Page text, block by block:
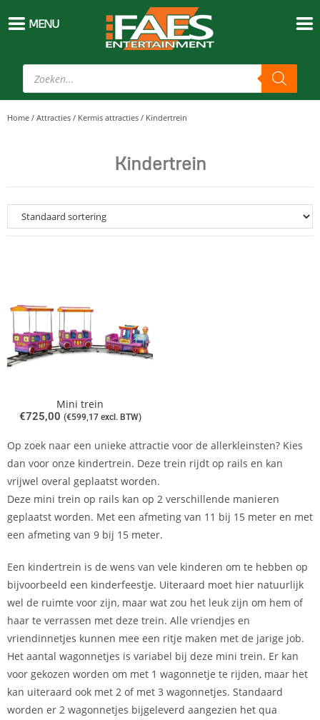
Home / Attracties / Kermis attracties / Kindertrein
Kindertrein
Mini trein
€725,00 (€599,17excl. BTW)
Op zoek naar een unieke attractie voor de allerkleinsten? Kies
dan voor onze kindertrein. Deze trein rijdt op rails en kan
vrijwel overal geplaatst worden.
Deze mini trein op rails kan op 2 verschillende manieren
geplaatst worden. Met een afmeting van 11 bij 15 meter en met
een afmeting van 9 bij 15 meter.
Een kindertrein is de wens van vele kinderen om te hebben op
bijvoorbeeld een kinderfeestje. Uiteraard moet hier natuurlijk
wel de ruimte voor zijn, maar wat zou het leuk zijn om hem of
haar te verrassen met deze trein. Alle vriendjes en
vriendinnetjes kunnen mee een ritje maken met de jarige job.
Het aantal wagonnetjes is variabel bij deze mini trein. Er kan
voor gekozen worden om met 1 wagonnetje te rijden, maar het
kan uiteraard ook met 2 of met 3 wagonnetjes. Standaard
worden er 2 wagonnetjes bijgeleverd aangezien het qua
MENU